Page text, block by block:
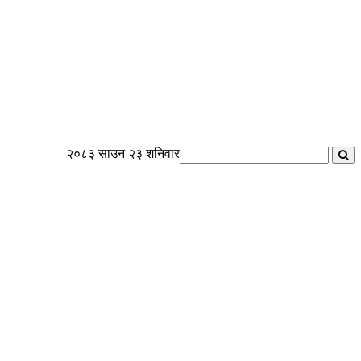
२०८३ साउन २३ शनिवार